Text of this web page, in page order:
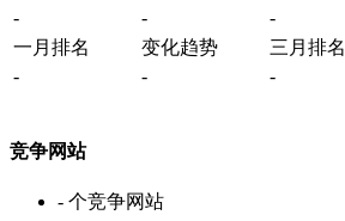
-
- -
一月排名
变化趋势 三月排名
-
- -
竞争网站
- 个竞争网站